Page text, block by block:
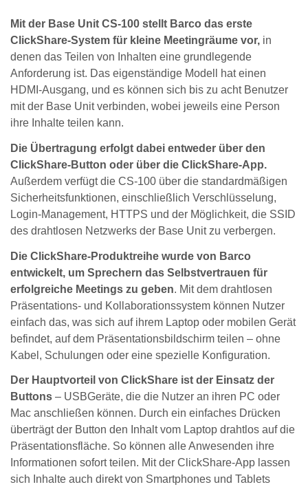
Mit der Base Unit CS-100 stellt Barco das erste
ClickShare-System für kleine Meetingräume vor, in
denen das Teilen von Inhalten eine grundlegende
Anforderung ist. Das eigenständige Modell hat einen
HDMI-Ausgang, und es können sich bis zu acht Benutzer
mit der Base Unit verbinden, wobei jeweils eine Person
ihre Inhalte teilen kann.
Die Übertragung erfolgt dabei entweder über den
ClickShare-Button oder über die ClickShare-App.
Außerdem verfügt die CS-100 über die standardmäßigen
Sicherheitsfunktionen, einschließlich Verschlüsselung,
Login-Management, HTTPS und der Möglichkeit, die SSID
des drahtlosen Netzwerks der Base Unit zu verbergen.
Die ClickShare-Produktreihe wurde von Barco
entwickelt, um Sprechern das Selbstvertrauen für
erfolgreiche Meetings zu geben. Mit dem drahtlosen
Präsentations- und Kollaborationssystem können Nutzer
einfach das, was sich auf ihrem Laptop oder mobilen Gerät
befindet, auf dem Präsentationsbildschirm teilen – ohne
Kabel, Schulungen oder eine spezielle Konfiguration.
Der Hauptvorteil von ClickShare ist der Einsatz der
Buttons – USBGeräte, die die Nutzer an ihren PC oder
Mac anschließen können. Durch ein einfaches Drücken
überträgt der Button den Inhalt vom Laptop drahtlos auf die
Präsentationsfläche. So können alle Anwesenden ihre
Informationen sofort teilen. Mit der ClickShare-App lassen
sich Inhalte auch direkt von Smartphones und Tablets